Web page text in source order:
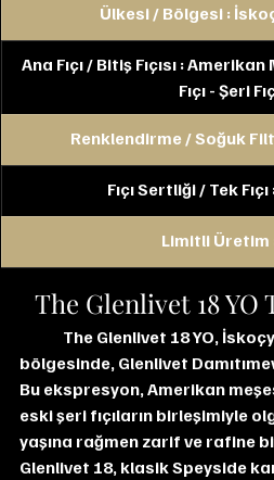
Ülkesi / Bölgesi :
Ana Fıçı / Bitiş Fıçısı :
Fıçı - Şeri
Renklendirme / Soğuk
Fıçı Sertliği / Tek
Limitli Üretim
The Glenlivet 18 YO
The Glenlivet 18 YO,
bölgesinde, Glenlivet
Bu ekspresyon, Amerikan
eski şeri fıçıların birleşimiyle
yaşına rağmen zarif ve rafine
Glenlivet 18, klasik Speyside